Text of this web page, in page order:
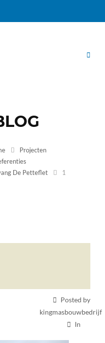
Projecten
De Petteflet
1
Posted by
kingmasbouwbedrijf
In